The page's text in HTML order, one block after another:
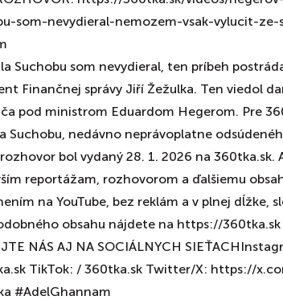
som-nevydieral-nemozem-vsak-vylucit-
Suchobu som nevydieral, ten príbeh
Finančnej správy Jiří Žežulka. Ten viedol
pod ministrom Eduardom Hegerom. Pre
Suchobu, nedávno neprávoplatne
bol vydaný 28. 1. 2026 na 360tka.sk.
reportážam, rozhovorom a ďalšiemu
na YouTube, bez reklám a v plnej dĺžke,
obsahu nájdete na https://360tka.sk
NÁS AJ NA SOCIÁLNYCH
TikTok: / 360tka.sk Twitter/X: https://
#AdelGhannam